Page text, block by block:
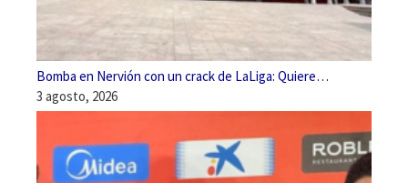
Bomba en Nervión con un crack de LaLiga: Quiere…
3 agosto, 2026